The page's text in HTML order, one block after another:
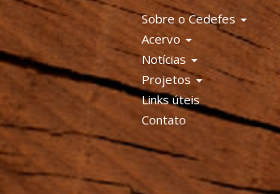
Sobre o Cedefes
Acervo
Notícias
Projetos
Links úteis
Contato